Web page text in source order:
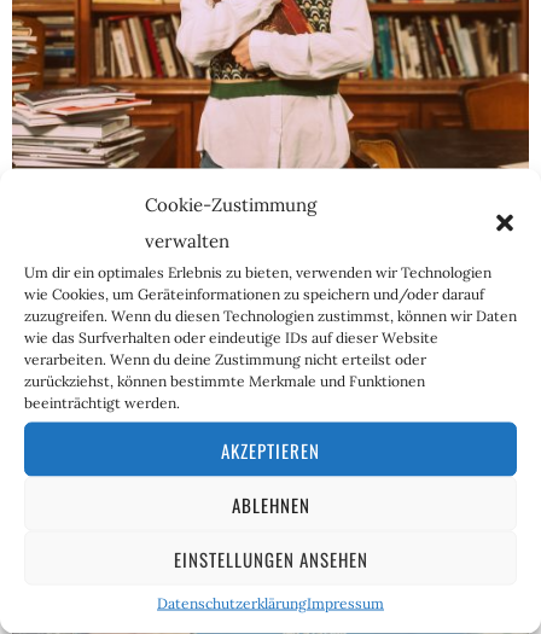
Cookie-Zustimmung
verwalten
Um dir ein optimales Erlebnis zu bieten, verwenden wir Technologien
wie Cookies, um Geräteinformationen zu speichern und/oder darauf
zuzugreifen. Wenn du diesen Technologien zustimmst, können wir Daten
wie das Surfverhalten oder eindeutige IDs auf dieser Website
verarbeiten. Wenn du deine Zustimmung nicht erteilst oder
zurückziehst, können bestimmte Merkmale und Funktionen
beeinträchtigt werden.
AKZEPTIEREN
ABLEHNEN
EINSTELLUNGEN ANSEHEN
DatenschutzerklärungImpressum
Sprechen wir über Toleranz
20. Februar 2023 Jonathan Stumpf
Diesen Artikel möchte ich seit vielen Jahren schreiben,
aber immer hatte etwas Tagesaktuelles Vorrang, sodass
ich ihn wieder und wieder auf die lange Bank…